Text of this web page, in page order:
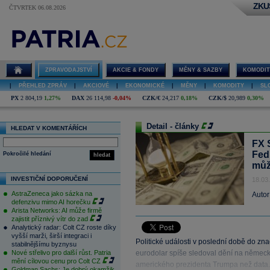
ČTVRTEK 06.08.2026
ZPRAVODAJSTVÍ AKCIE & FONDY MĚNY & SAZBY
PŘEHLED ZPRÁV AKCIOVÉ EKONOMICKÉ MĚNY KOMODITY
PX 2 804,19 1,27% DAX 26 114,98 -0,04% CZK/€ 24,217 0,18% CZK/$ 20,989 0,30%
HLEDAT V KOMENTÁŘÍCH
hledat
Pokročilé hledání
INVESTIČNÍ DOPORUČENÍ
AstraZeneca jako sázka na
defenzivu mimo AI horečku
Arista Networks: AI může firmě
zajistit příznivý vítr do zad
Analytický radar: Colt CZ roste díky
vyšší marži, širší integraci i
stabilnějšímu byznysu
Nové střelivo pro další růst. Patria
mění cílovou cenu pro Colt CZ
Detail - články
FX
Politické události v poslední době do
eurodolar spíše sledoval dění na
amerického prezidenta Trumpa než data.